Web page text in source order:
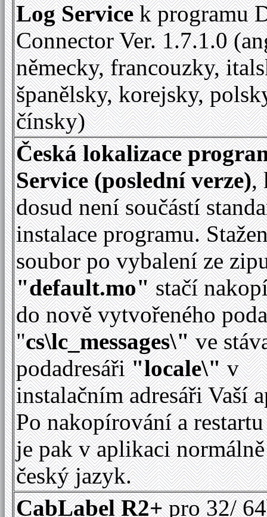
Log Servicek programu
Connector Ver. 1.7.1.0
německy, francouzky,
španělsky, korejsky,
čínsky)
Česká lokalizace
Service (poslední verze),
dosud není součástí
instalace programu.
soubor po vybalení ze
"default.mo"stačí
do nově vytvořeného
"cs\lc_messages\"ve
podadresáři"locale\"v
instalačním adresáři Vaší
Po nakopírování a
je pak v aplikaci
český jazyk.
CabLabel R2+pro 32/